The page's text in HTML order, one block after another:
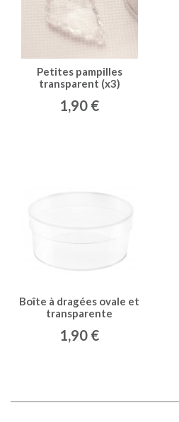
Petites pampilles
transparent (x3)
1,90 €
Boîte à dragées ovale et
transparente
1,90 €